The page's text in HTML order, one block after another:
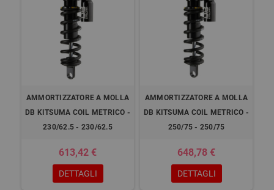
AMMORTIZZATORE A MOLLA
DB KITSUMA COIL METRICO -
230/62.5 - 230/62.5
613,42 €
DETTAGLI
AMMORTIZZATORE A MOLLA
DB KITSUMA COIL METRICO -
250/75 - 250/75
648,78 €
DETTAGLI